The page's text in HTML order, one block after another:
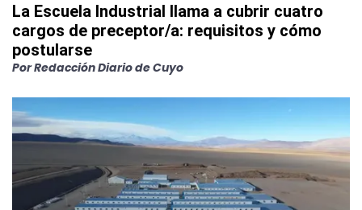
La Escuela Industrial llama a cubrir cuatro
cargos de preceptor/a: requisitos y cómo
postularse
PorRedacción Diario de Cuyo